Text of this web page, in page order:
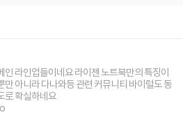
라인업들이네요 라이젠 노트북만의 특징이
만 아니라 다나와등 관련 커뮤니티 바이럴도 동
로 확실하네요